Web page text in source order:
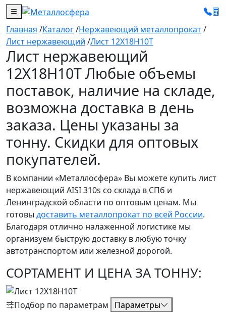
Главная /Каталог/Нержавеющий металлопрокат/
Лист нержавеющий /Лист 12Х18Н10Т
Лист нержавеющий
12Х18Н10Т Любые объемы
поставок, наличие на складе,
возможна доставка в день
заказа. Цены указаны за
тонну. Скидки для оптовых
покупателей.
В компании «Металлосфера» Вы можете купить лист
нержавеющий AISI 310s со склада в СПб и
Ленинградской области по оптовым ценам. Мы
готовы доставить металлопрокат по всей России.
Благодаря отлично налаженной логистике мы
организуем быструю доставку в любую точку
автотранспортом или железной дорогой.
СОРТАМЕНТ И ЦЕНА ЗА ТОННУ:
Подбор по параметрам
Параметры